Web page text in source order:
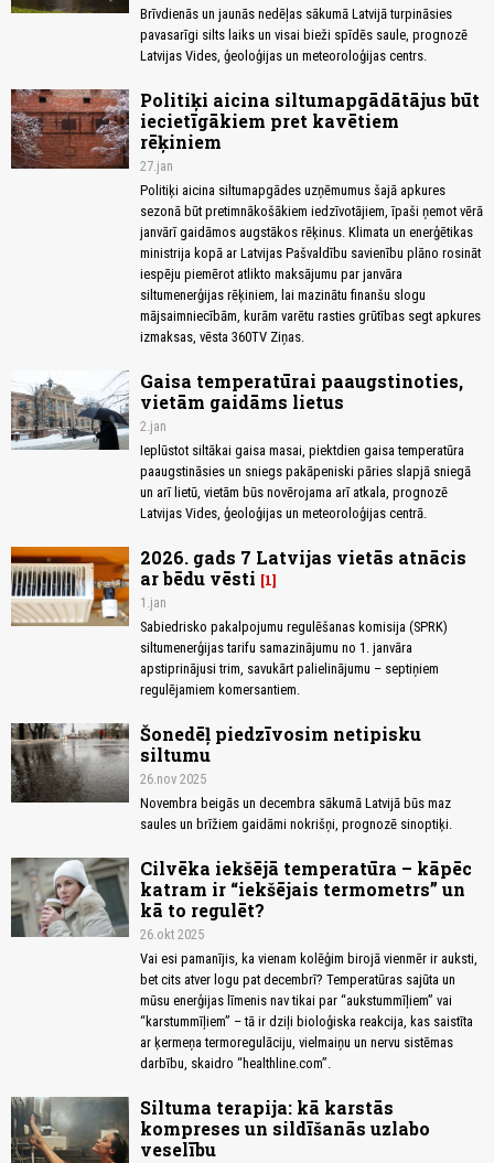
Brīvdienās un jaunās nedēļas sākumā Latvijā turpināsies
pavasarīgi silts laiks un visai bieži spīdēs saule, prognozē
Latvijas Vides, ģeoloģijas un meteoroloģijas centrs.
Politiķi aicina siltumapgādātājus būt
iecietīgākiem pret kavētiem
rēķiniem
27.jan
Politiķi aicina siltumapgādes uzņēmumus šajā apkures
sezonā būt pretimnākošākiem iedzīvotājiem, īpaši ņemot vērā
janvārī gaidāmos augstākos rēķinus. Klimata un enerģētikas
ministrija kopā ar Latvijas Pašvaldību savienību plāno rosināt
iespēju piemērot atlikto maksājumu par janvāra
siltumenerģijas rēķiniem, lai mazinātu finanšu slogu
mājsaimniecībām, kurām varētu rasties grūtības segt apkures
izmaksas, vēsta 360TV Ziņas.
Gaisa temperatūrai paaugstinoties,
vietām gaidāms lietus
2.jan
Ieplūstot siltākai gaisa masai, piektdien gaisa temperatūra
paaugstināsies un sniegs pakāpeniski pāries slapjā sniegā
un arī lietū, vietām būs novērojama arī atkala, prognozē
Latvijas Vides, ģeoloģijas un meteoroloģijas centrā.
2026. gads 7 Latvijas vietās atnācis
ar bēdu vēsti
1
1.jan
Sabiedrisko pakalpojumu regulēšanas komisija (SPRK)
siltumenerģijas tarifu samazinājumu no 1. janvāra
apstiprinājusi trim, savukārt palielinājumu – septiņiem
regulējamiem komersantiem.
Šonedēļ piedzīvosim netipisku
siltumu
26.nov 2025
Novembra beigās un decembra sākumā Latvijā būs maz
saules un brīžiem gaidāmi nokrišņi, prognozē sinoptiķi.
Cilvēka iekšējā temperatūra – kāpēc
katram ir “iekšējais termometrs” un
kā to regulēt?
26.okt 2025
Vai esi pamanījis, ka vienam kolēģim birojā vienmēr ir auksti,
bet cits atver logu pat decembrī? Temperatūras sajūta un
mūsu enerģijas līmenis nav tikai par “aukstummīļiem” vai
“karstummīļiem” – tā ir dziļi bioloģiska reakcija, kas saistīta
ar ķermeņa termoregulāciju, vielmaiņu un nervu sistēmas
darbību, skaidro “healthline.com”.
Siltuma terapija: kā karstās
kompreses un sildīšanās uzlabo
veselību